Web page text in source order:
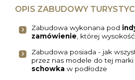
OPIS ZABUDOWY
Zabudowa wykonana pod
zamówienie , której
Zabudowa posiada - jak
przez nas modele do tej marki
schowka w podłodze